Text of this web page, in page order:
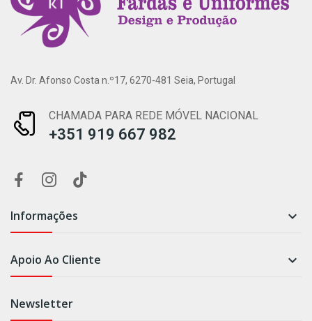
Av. Dr. Afonso Costa n.º17, 6270-481 Seia, Portugal
CHAMADA PARA REDE MÓVEL NACIONAL
+351 919 667 982
Informações 
Apoio Ao Cliente 
Newsletter